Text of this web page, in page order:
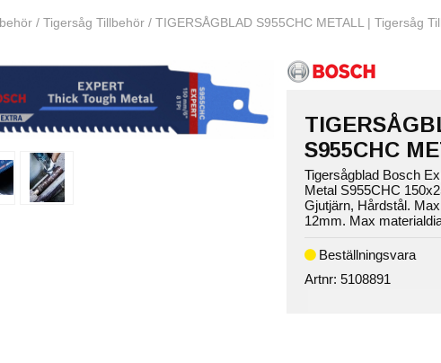
/ Tigersåg Tillbehör / TIGERSÅGBLAD S955CHC METALL | Tigersåg
S955CHC
Tigersågblad Bosch
Metal S955CHC
Gjutjärn, Hårdstål.
12mm. Max
Artnr: 5108891